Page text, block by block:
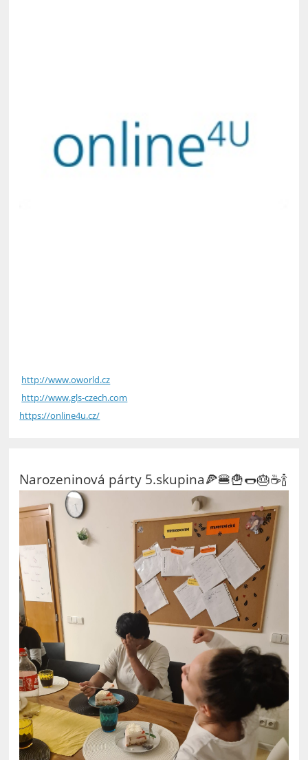
http://www.oworld.cz
http://www.gls-czech.com
https://online4u.cz/
Narozeninová párty 5.skupina🍕🍔🍟🌭🎂☕🍾